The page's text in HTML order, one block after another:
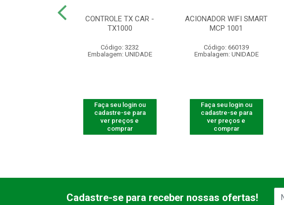
CONTROLE TX CAR -
TX1000
Código: 3232
Embalagem: UNIDADE
Faça seu login ou
cadastre-se para
ver preços e
comprar
ACIONADOR WIFI SMART
MCP 1001
Código: 660139
Embalagem: UNIDADE
Faça seu login ou
cadastre-se para
ver preços e
comprar
Cadastre-se para receber nossas ofertas!